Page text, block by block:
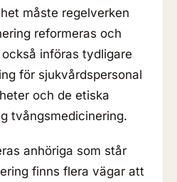
måste regelverken
reformeras och
införas tydligare
för sjukvårdspersonal
och de etiska
tvångsmedicinering.
anhöriga som står
finns flera vägar att